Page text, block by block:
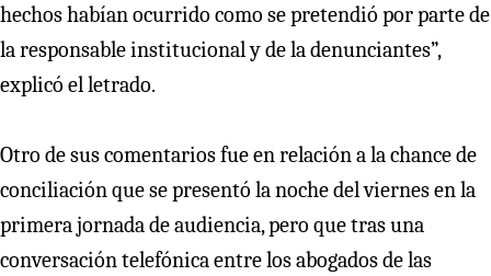
hechos habían ocurrido como se pretendió por parte de
la responsable institucional y de la denunciantes”,
explicó el letrado.
Otro de sus comentarios fue en relación a la chance de
conciliación que se presentó la noche del viernes en la
primera jornada de audiencia, pero que tras una
conversación telefónica entre los abogados de las